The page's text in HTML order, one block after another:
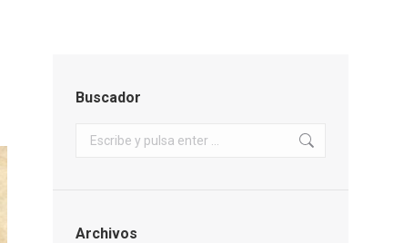
Buscador
Buscar:
Archivos